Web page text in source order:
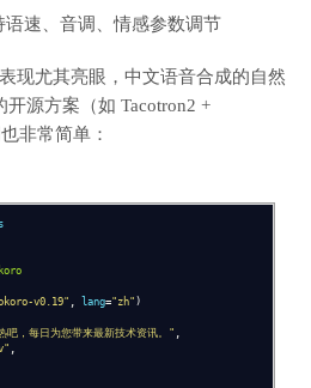
速、音调、情感参数调节
现尤其亮眼，中文语音合成的自然
源方案（如 Tacotron2 +
非常简单：
v0.19" , lang="zh" )
吧，每日为您带来最新技术资讯。" ,
,